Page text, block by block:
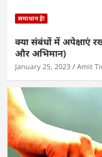
समाधान है!
क्या संबंधों में अपेक्षाएं
और अभिमान)
January 25, 2023 Amit